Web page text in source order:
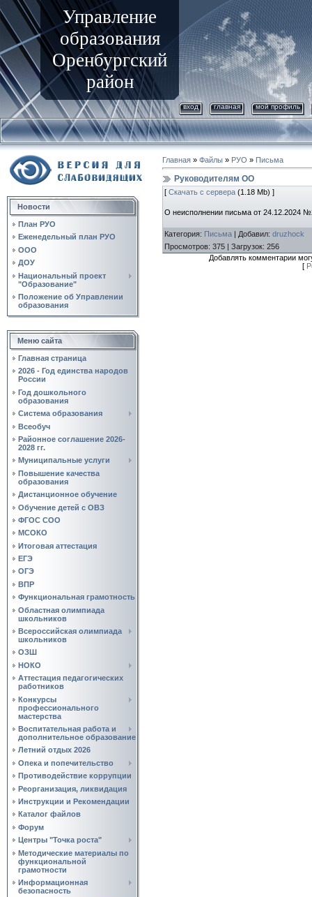
Управление
образования
Оренбургский
район
вход главная мой профиль
Новости
План РУО
Еженедельный план РУО
ООО
ДОУ
Национальный проект
"Образование"
Положение об Управлении
образования
Меню сайта
Главная страница
2026 - Год единства народов
России
Год дошкольного
образования
Система образования
Всеобуч
Районное соглашение 2026-
2028 гг.
Муниципальные услуги
Повышение качества
образования
Дистанционное обучение
Обучение детей с ОВЗ
ФГОС СОО
МСОКО
Итоговая аттестация
ЕГЭ
ОГЭ
ВПР
Функциональная грамотность
Областная олимпиада
школьников
Всероссийская олимпиада
школьников
ОЗШ
НОКО
Аттестация педагогических
работников
Конкурсы
профессионального
мастерства
Воспитательная работа и
дополнительное образование
Летний отдых 2026
Опека и попечительство
Противодействие коррупции
Реорганизация, ликвидация
Инструкции и Рекомендации
Каталог файлов
Форум
Центры "Точка роста"
Методические материалы по
функциональной
грамотности
Информационная
безопасность
Главная » Файлы » РУО » Письма
Руководителям ОО
[ Скачать с сервера (1.18 Mb) ]
О неисполнении письма от 24.12.2024
Категория: Письма | Добавил: druzhock
Просмотров: 375 | Загрузок: 256
Добавлять комментарии
[